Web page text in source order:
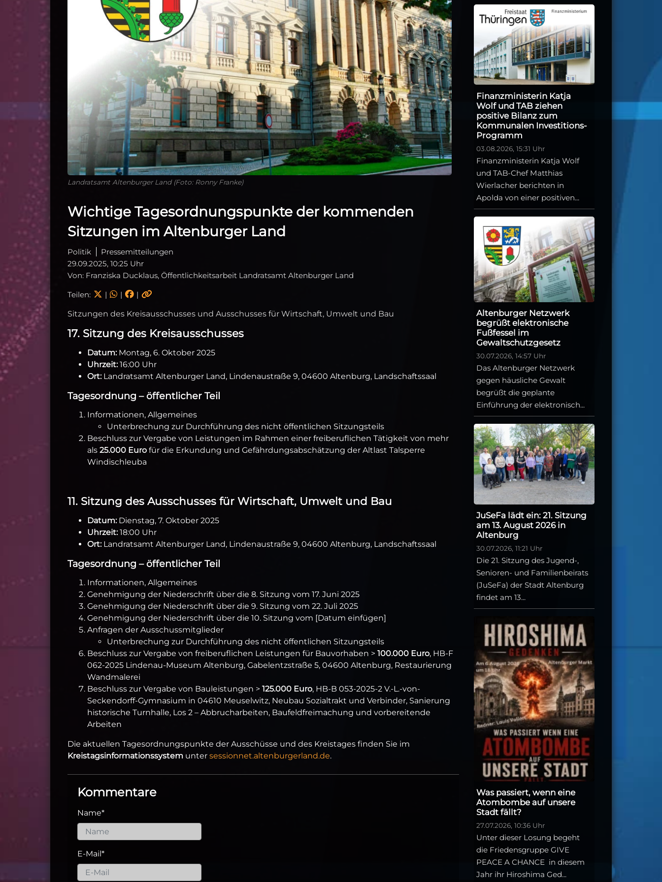
Landratsamt Altenburger Land (Foto: Ronny Franke)
Wichtige Tagesordnungspunkte der kommenden
Sitzungen im Altenburger Land
Politik
Pressemitteilungen
29.09.2025, 10:25 Uhr
Von: Franziska Ducklaus, Öffentlichkeitsarbeit Landratsamt Altenburger Land
Teilen: | | |
Sitzungen des Kreisausschusses und Ausschusses für Wirtschaft, Umwelt und Bau
17. Sitzung des Kreisausschusses
Datum:Montag, 6. Oktober 2025
Uhrzeit:16:00 Uhr
Ort:Landratsamt Altenburger Land, Lindenaustraße 9, 04600 Altenburg, Landschaftssaal
Tagesordnung – öffentlicher Teil
Informationen, Allgemeines
Unterbrechung zur Durchführung des nicht öffentlichen Sitzungsteils
Beschluss zur Vergabe von Leistungen im Rahmen einer freiberuflichen Tätigkeit von mehr
als 25.000 Euro für die Erkundung und Gefährdungsabschätzung der Altlast Talsperre
Windischleuba
11. Sitzung des Ausschusses für Wirtschaft, Umwelt und Bau
Datum:Dienstag, 7. Oktober 2025
Uhrzeit:18:00 Uhr
Ort:Landratsamt Altenburger Land, Lindenaustraße 9, 04600 Altenburg, Landschaftssaal
Tagesordnung – öffentlicher Teil
Informationen, Allgemeines
Genehmigung der Niederschrift über die 8. Sitzung vom 17. Juni 2025
Genehmigung der Niederschrift über die 9. Sitzung vom 22. Juli 2025
Genehmigung der Niederschrift über die 10. Sitzung vom [Datum einfügen]
Anfragen der Ausschussmitglieder
Unterbrechung zur Durchführung des nicht öffentlichen Sitzungsteils
Beschluss zur Vergabe von freiberuflichen Leistungen für Bauvorhaben > 100.000 Euro, HB-F
062-2025 Lindenau-Museum Altenburg, Gabelentzstraße 5, 04600 Altenburg, Restaurierung
Wandmalerei
Beschluss zur Vergabe von Bauleistungen > 125.000 Euro, HB-B 053-2025-2 V.-L.-von-
Seckendorff-Gymnasium in 04610 Meuselwitz, Neubau Sozialtrakt und Verbinder, Sanierung
historische Turnhalle, Los 2 – Abbrucharbeiten, Baufeldfreimachung und vorbereitende
Arbeiten
Die aktuellen Tagesordnungspunkte der Ausschüsse und des Kreistages finden Sie im
Kreistagsinformationssystem unter sessionnet.altenburgerland.de.
Kommentare
Name*
E-Mail*
Finanzministerin Katja
Wolf und TAB ziehen
positive Bilanz zum
Kommunalen Investitions-
Programm
03.08.2026, 15:31 Uhr
Finanzministerin Katja Wolf
und TAB-Chef Matthias
Wierlacher berichten in
Apolda von einer positiven...
Altenburger Netzwerk
begrüßt elektronische
Fußfessel im
Gewaltschutzgesetz
30.07.2026, 14:57 Uhr
Das Altenburger Netzwerk
gegen häusliche Gewalt
begrüßt die geplante
Einführung der elektronisch...
JuSeFa lädt ein: 21. Sitzung
am 13. August 2026 in
Altenburg
30.07.2026, 11:21 Uhr
Die 21. Sitzung des Jugend-,
Senioren- und Familienbeirats
(JuSeFa) der Stadt Altenburg
findet am 13...
Was passiert, wenn eine
Atombombe auf unsere
Stadt fällt?
27.07.2026, 10:36 Uhr
Unter dieser Losung begeht
die Friedensgruppe GIVE
PEACE A CHANCE in diesem
Jahr ihr Hiroshima Ged...